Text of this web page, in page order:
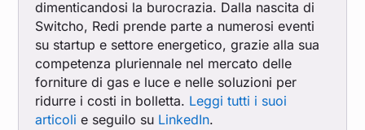
dimenticandosi la burocrazia. Dalla nascita di
Switcho, Redi prende parte a numerosi eventi
su startup e settore energetico, grazie alla sua
competenza pluriennale nel mercato delle
forniture di gas e luce e nelle soluzioni per
ridurre i costi in bolletta. Leggi tutti i suoi
articoli e seguilo su LinkedIn.